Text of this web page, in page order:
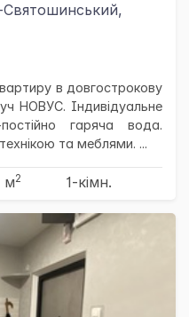
Святошинський,
в довгострокову
НОВУС. Індивідуальне
гаряча вода.
та меблями. ...
м2 1-кімн.